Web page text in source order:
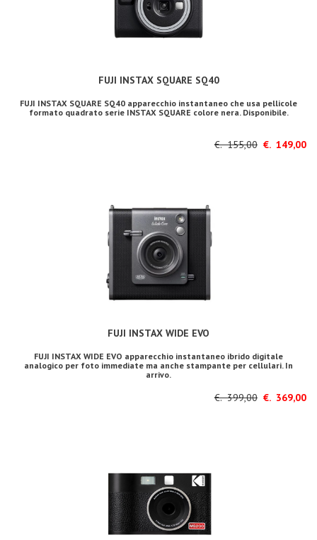
FUJI INSTAX SQUARE SQ40
FUJI INSTAX SQUARE SQ40 apparecchio instantaneo che usa pellicole
formato quadrato serie INSTAX SQUARE colore nera. Disponibile.
€. 155,00 €. 149,00
FUJI INSTAX WIDE EVO
FUJI INSTAX WIDE EVO apparecchio instantaneo ibrido digitale
analogico per foto immediate ma anche stampante per cellulari. In
arrivo.
€. 399,00 €. 369,00